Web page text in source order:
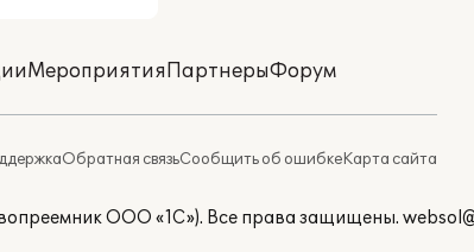
МероприятияПартнерыФорум
Обратная связьСообщить об ошибкеКарта сайта
ООО «1С»). Все права защищены.